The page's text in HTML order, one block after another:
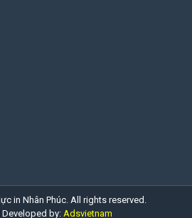
in Nhân Phúc. All rights reserved.
by: Adsvietnam